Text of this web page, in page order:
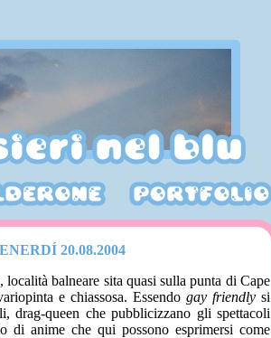
20.08.2004
balneare sita quasi sulla punta di Cape
e chiassosa. Essendo gay friendly si
drag-queen che pubblicizzano gli spettacoli
di anime che qui possono esprimersi come